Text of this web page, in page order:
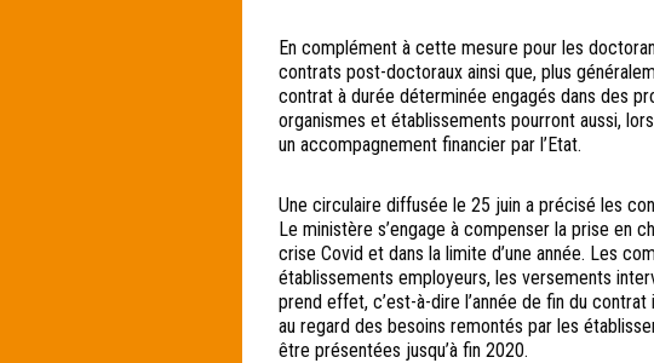
En complément à cette mesure pour les
contrats post-doctoraux ainsi que, plus
contrat à durée déterminée engagés dans des
organismes et établissements pourront aussi,
un accompagnement financier par l’Etat.
Une circulaire diffusée le 25 juin a précisé les
Le ministère s’engage à compenser la prise en
crise Covid et dans la limite d’une année. Les
établissements employeurs, les versements
prend effet, c’est-à-dire l’année de fin du
au regard des besoins remontés par les
être présentées jusqu’à fin 2020.